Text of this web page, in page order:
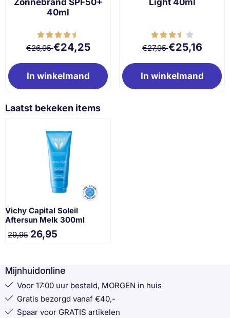
Zonnebrand SPF50+
40ml
Van 26,95 voor 24,25
€26,95€24,25
In winkelmand
Light 40ml
Van 27,95 voor
€27,95€25,16
In winkelmand
Laatst bekeken items
Vichy Capital Soleil
Aftersun Melk 300ml
29,95 26,95
Mijnhuidonline
Voor 17:00 uur besteld, MORGEN in huis
Gratis bezorgd vanaf €40,-
Spaar voor GRATIS artikelen